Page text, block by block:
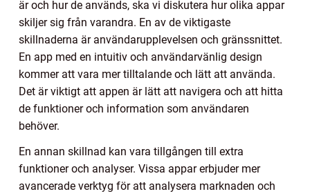
är och hur de används, ska vi diskutera hur olika appar
skiljer sig från varandra. En av de viktigaste
skillnaderna är användarupplevelsen och gränssnittet.
En app med en intuitiv och användarvänlig design
kommer att vara mer tilltalande och lätt att använda.
Det är viktigt att appen är lätt att navigera och att hitta
de funktioner och information som användaren
behöver.
En annan skillnad kan vara tillgången till extra
funktioner och analyser. Vissa appar erbjuder mer
avancerade verktyg för att analysera marknaden och